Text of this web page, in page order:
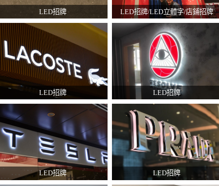
LED招牌 LED招牌/LED立體字/店鋪招牌
LED招牌 LED招牌
LED招牌 LED招牌